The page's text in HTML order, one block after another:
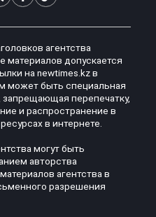
агентства
материалов допускается
на newtimes.kz в
может быть специальная
запрещающая перепечатку,
и распространение в
в интернете.
могут быть
авторства
агентства в
разрешения